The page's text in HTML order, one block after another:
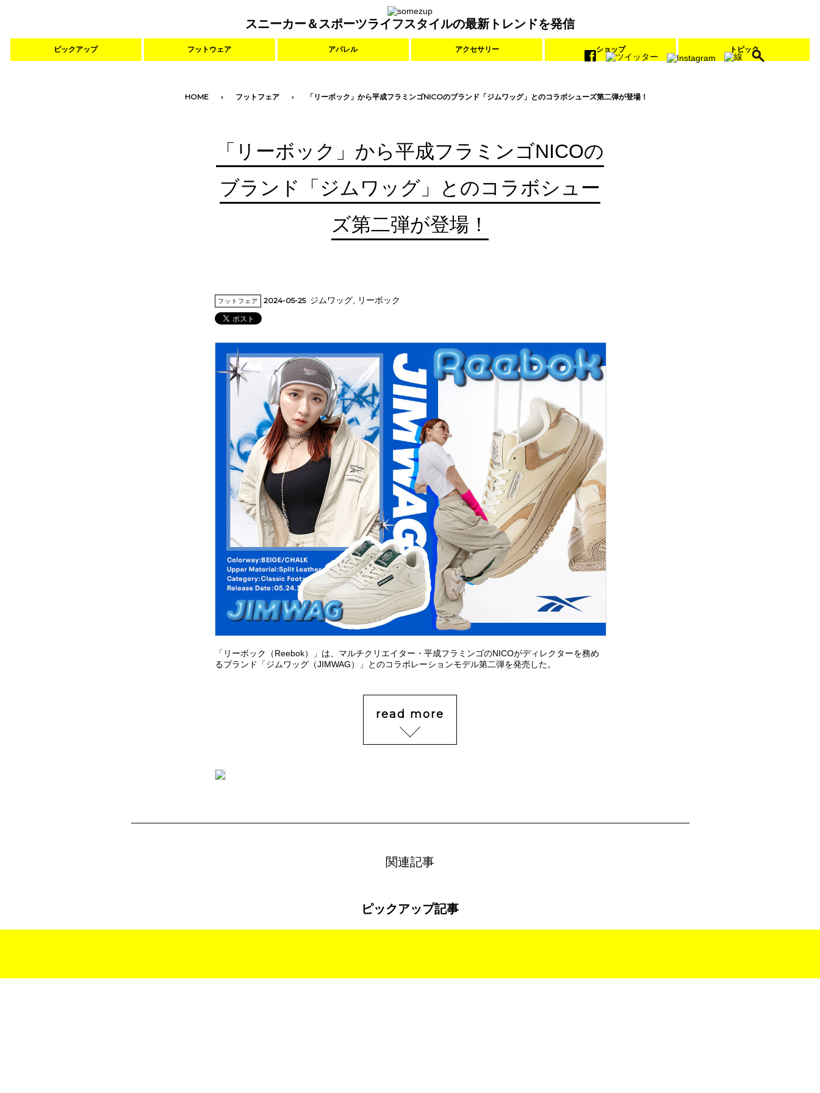
スニーカー＆スポーツライフスタイルの最新トレンドを発信
ピックアップ フットウェア アパレル アクセサリー ショップ トピック
HOME フットフェア 「リーボック」から平成フラミンゴNICOのブランド「ジムワッグ」とのコラボシューズ第二弾が登場！
「リーボック」から平成フラミンゴNICOの
ブランド「ジムワッグ」とのコラボシュー
ズ第二弾が登場！
フットフェア 2024-05-25 ジムワッグ リーボック
「リーボック（Reebok）」は、マルチクリエイター・平成フラミンゴのNICOがディレクターを務め
るブランド「ジムワッグ（JIMWAG）」とのコラボレーションモデル第二弾を発売した。
read more
関連記事
ピックアップ記事